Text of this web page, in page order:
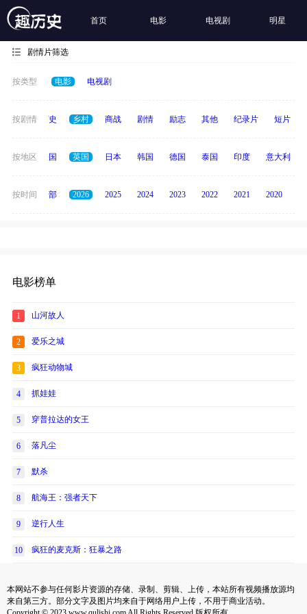
首页 电影 电视剧 明星
剧情片筛选
按类型 电影 电视剧
按剧情
奇幻 历史 乡村 商战 剧情 励志 其他 纪录片 短片
按地区
美国 法国 英国 日本 韩国 德国 泰国 印度 意大利
按时间 全部 2026 2025 2024 2023 2022 2021 2020
电影榜单
1 山河故人
2 爱乐之城
3 疯狂动物城
4 抓娃娃
5 穿普拉达的女王
6 落凡尘
7 默杀
8 航海王：强者天下
9 逆行人生
10 疯狂的麦克斯：狂暴之路
本网站不参与任何影片资源的存储、录制、剪辑、上传，本站所有视频播放源均
来自第三方。部分文字及图片均来自于网络用户上传，不用于商业活动。